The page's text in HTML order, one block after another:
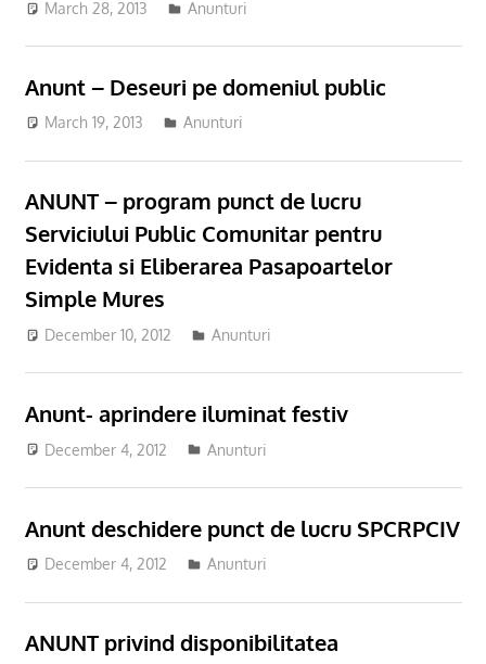
March 28, 2013 Anunturi
Anunt – Deseuri pe domeniul public
March 19, 2013 Anunturi
ANUNT – program punct de lucru
Serviciului Public Comunitar pentru
Evidenta si Eliberarea Pasapoartelor
Simple Mures
December 10, 2012 Anunturi
Anunt- aprindere iluminat festiv
December 4, 2012 Anunturi
Anunt deschidere punct de lucru SPCRPCIV
December 4, 2012 Anunturi
ANUNT privind disponibilitatea